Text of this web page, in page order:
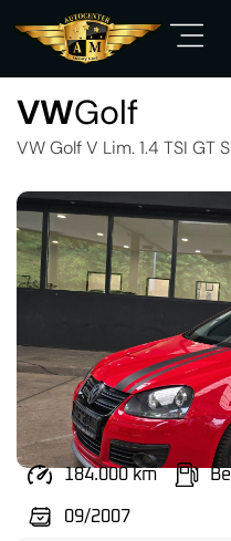
VWGolf
VW Golf V Lim. 1.4 TSI GT
184.000 km
09/2007